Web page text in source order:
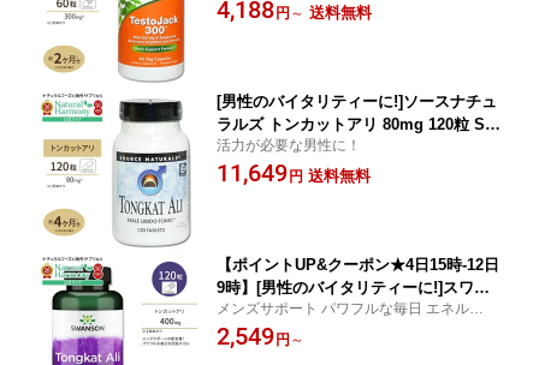
ods(ナウフーズ) TestoJack 300 60vcp
4,188円 ～ 送料無料
[男性のバイタリティーに!]ソースナチュ
ラルズ トンカットアリ 80mg 120粒 So
urce Naturals Tongkat Ali 80 mg 120ta
blet タブレット 健康サプリメント 栄養
活力が必要な男性に！
11,649円 送料無料
【ポイントUP&クーポン★4日15時-12日
9時】[男性のバイタリティーに!]スワン
ソン トンカットアリ カプセル 400mg 1
20粒 Swanson Tongkat Ali 400mg 120
メンズサポート パワフルな毎日 エネルギー
活力 ハーブ
2,549円 ～